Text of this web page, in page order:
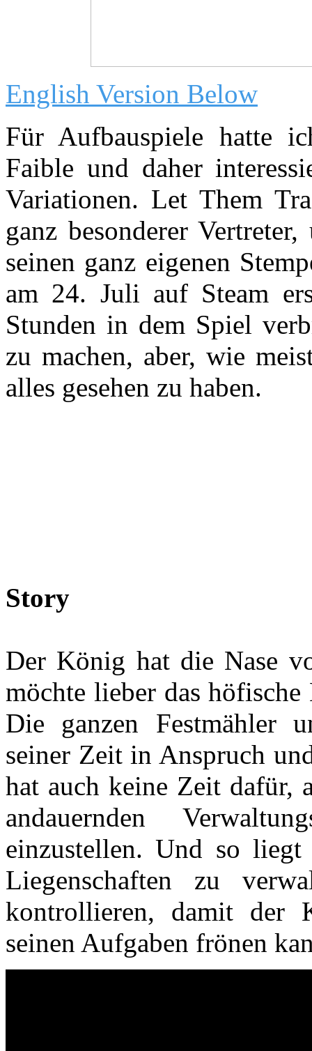
English Version Below
Für Aufbauspiele hatte
Faible und daher
Variationen. Let Them
ganz besonderer
seinen ganz eigenen
am 24. Juli auf Steam
Stunden in dem Spiel
zu machen, aber, wie
alles gesehen zu haben.
Story
Der König hat die Nase
möchte lieber das
Die ganzen Festmähler
seiner Zeit in Anspruch
hat auch keine Zeit dafür,
andauernden
einzustellen. Und so
Liegenschaften zu
kontrollieren, damit der
seinen Aufgaben frönen